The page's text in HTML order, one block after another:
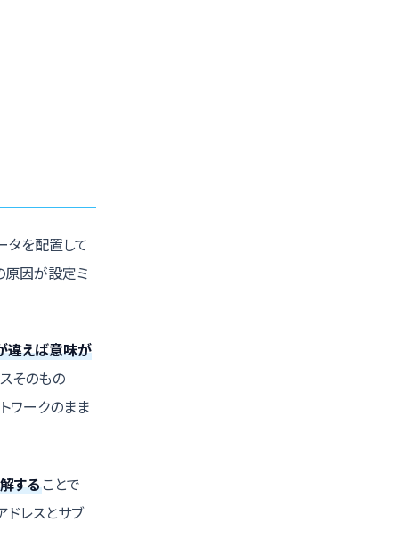
タを配置して
原因が設定ミ
違えば意味が
そのもの
ワークのまま
することで
ドレスとサブ